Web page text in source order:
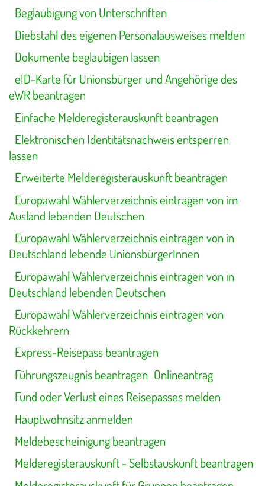
Beglaubigung von Unterschriften
Diebstahl des eigenen Personalausweises melden
Dokumente beglaubigen lassen
eID-Karte für Unionsbürger und Angehörige des
eWR beantragen
Einfache Melderegisterauskunft beantragen
Elektronischen Identitätsnachweis entsperren
lassen
Erweiterte Melderegisterauskunft beantragen
Europawahl Wählerverzeichnis eintragen von im
Ausland lebenden Deutschen
Europawahl Wählerverzeichnis eintragen von in
Deutschland lebende UnionsbürgerInnen
Europawahl Wählerverzeichnis eintragen von in
Deutschland lebenden Deutschen
Europawahl Wählerverzeichnis eintragen von
Rückkehrern
Express-Reisepass beantragen
Führungszeugnis beantragen Onlineantrag
Fund oder Verlust eines Reisepasses melden
Hauptwohnsitz anmelden
Meldebescheinigung beantragen
Melderegisterauskunft - Selbstauskunft beantragen